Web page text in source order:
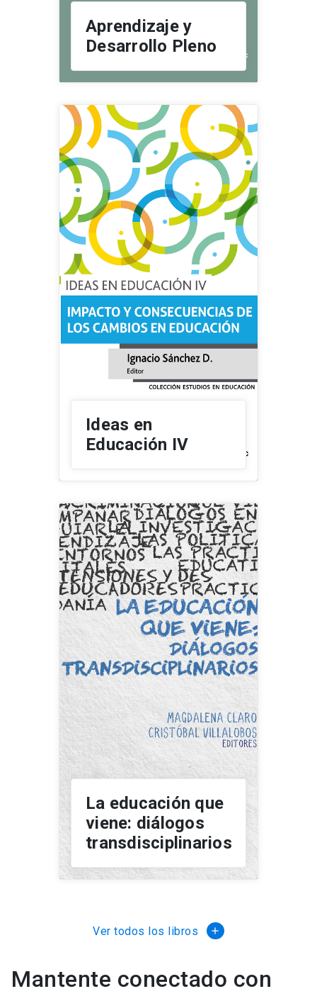
Aprendizaje y
Desarrollo Pleno
Ideas en
Educación IV
La educación que
viene: diálogos
transdisciplinarios
Ver todos los libros
Mantente conectado con